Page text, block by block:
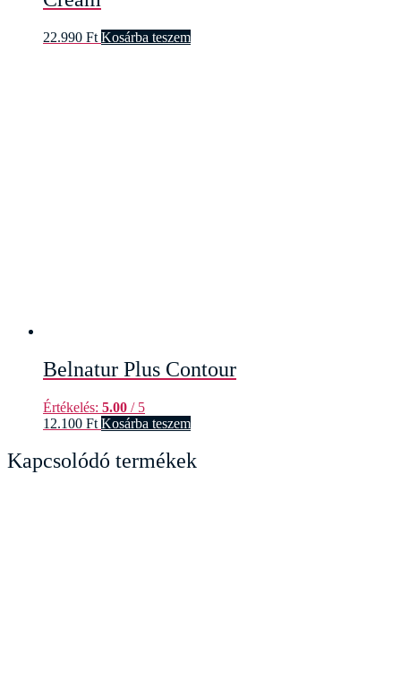
22.990 Ft Kosárba teszem
Belnatur Plus Contour
Értékelés: 5.00 / 5
12.100 Ft Kosárba teszem
Kapcsolódó termékek